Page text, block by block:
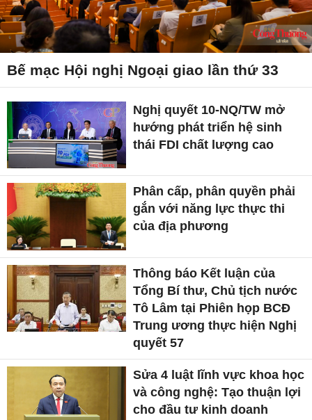
Bế mạc Hội nghị Ngoại giao lần thứ 33
Nghị quyết 10-NQ/TW mở
hướng phát triển hệ sinh
thái FDI chất lượng cao
Phân cấp, phân quyền phải
gắn với năng lực thực thi
của địa phương
Thông báo Kết luận của
Tổng Bí thư, Chủ tịch nước
Tô Lâm tại Phiên họp BCĐ
Trung ương thực hiện Nghị
quyết 57
Sửa 4 luật lĩnh vực khoa học
và công nghệ: Tạo thuận lợi
cho đầu tư kinh doanh